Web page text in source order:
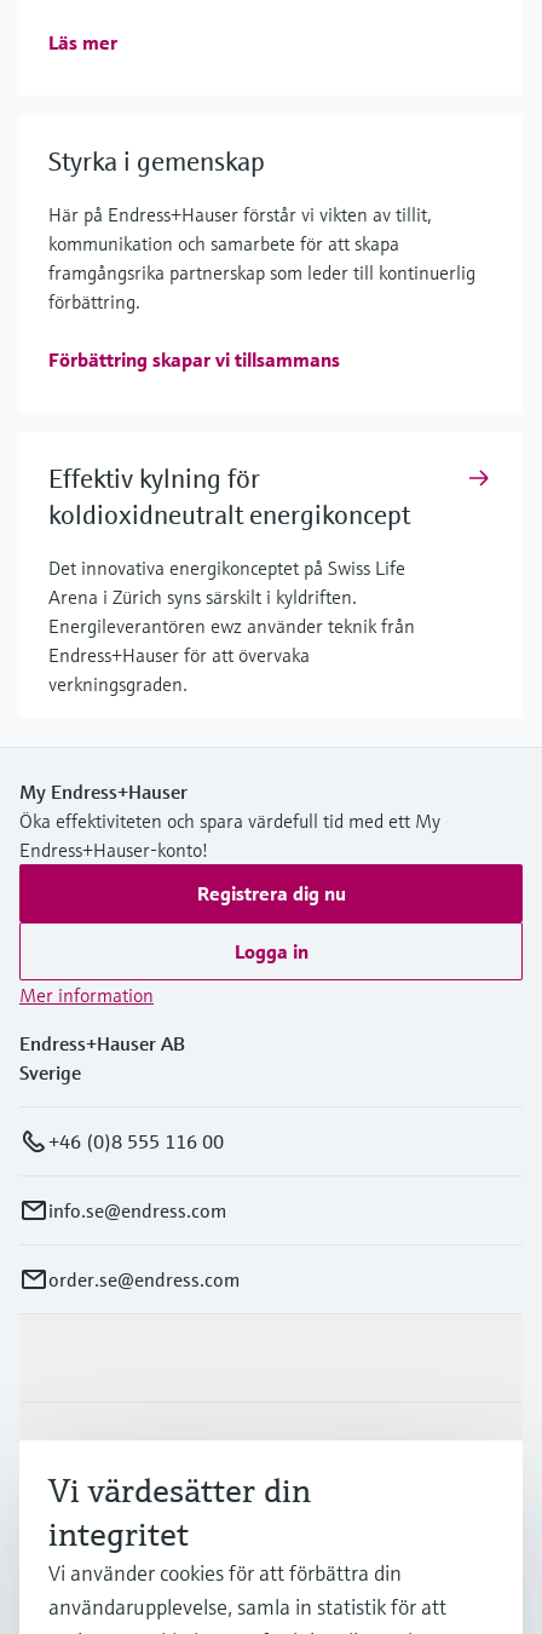
Läs mer
Styrka i gemenskap
Här på Endress+Hauser förstår vi vikten av tillit,
kommunikation och samarbete för att skapa
framgångsrika partnerskap som leder till kontinuerlig
förbättring.
Förbättring skapar vi tillsammans
Effektiv kylning för
koldioxidneutralt energikoncept
Det innovativa energikonceptet på Swiss Life
Arena i Zürich syns särskilt i kyldriften.
Energileverantören ewz använder teknik från
Endress+Hauser för att övervaka
verkningsgraden.
My Endress+Hauser
Öka effektiviteten och spara värdefull tid med ett My
Endress+Hauser-konto!
Registrera dig nu
Logga in
Mer information
Endress+Hauser AB
Sverige
+46 (0)8 555 116 00
info.se@endress.com
order.se@endress.com
Industrier
Support
Företag
Vi värdesätter din
integritet
Vi använder cookies för att förbättra din
användarupplevelse, samla in statistik för att